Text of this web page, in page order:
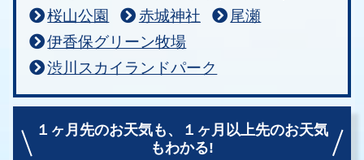
桜山公園
赤城神社
尾瀬
伊香保グリーン牧場
渋川スカイランドパーク
１ヶ月先のお天気も、
１ヶ月以上先のお天気
もわかる!